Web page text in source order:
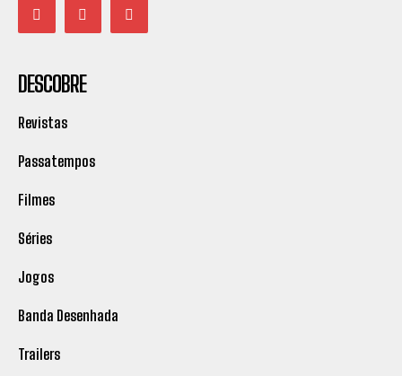
DESCOBRE
Revistas
Passatempos
Filmes
Séries
Jogos
Banda Desenhada
Trailers